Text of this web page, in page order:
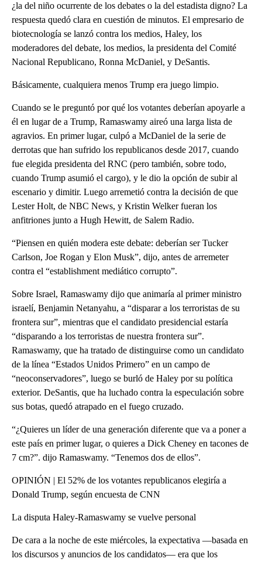
¿la del niño ocurrente de los debates o la del estadista digno? La
respuesta quedó clara en cuestión de minutos. El empresario de
biotecnología se lanzó contra los medios, Haley, los
moderadores del debate, los medios, la presidenta del Comité
Nacional Republicano, Ronna McDaniel, y DeSantis.
Básicamente, cualquiera menos Trump era juego limpio.
Cuando se le preguntó por qué los votantes deberían apoyarle a
él en lugar de a Trump, Ramaswamy aireó una larga lista de
agravios. En primer lugar, culpó a McDaniel de la serie de
derrotas que han sufrido los republicanos desde 2017, cuando
fue elegida presidenta del RNC (pero también, sobre todo,
cuando Trump asumió el cargo), y le dio la opción de subir al
escenario y dimitir. Luego arremetió contra la decisión de que
Lester Holt, de NBC News, y Kristin Welker fueran los
anfitriones junto a Hugh Hewitt, de Salem Radio.
“Piensen en quién modera este debate: deberían ser Tucker
Carlson, Joe Rogan y Elon Musk”, dijo, antes de arremeter
contra el “establishment mediático corrupto”.
Sobre Israel, Ramaswamy dijo que animaría al primer ministro
israelí, Benjamin Netanyahu, a “disparar a los terroristas de su
frontera sur”, mientras que el candidato presidencial estaría
“disparando a los terroristas de nuestra frontera sur”.
Ramaswamy, que ha tratado de distinguirse como un candidato
de la línea “Estados Unidos Primero” en un campo de
“neoconservadores”, luego se burló de Haley por su política
exterior. DeSantis, que ha luchado contra la especulación sobre
sus botas, quedó atrapado en el fuego cruzado.
“¿Quieres un líder de una generación diferente que va a poner a
este país en primer lugar, o quieres a Dick Cheney en tacones de
7 cm?”. dijo Ramaswamy. “Tenemos dos de ellos”.
OPINIÓN | El 52% de los votantes republicanos elegiría a
Donald Trump, según encuesta de CNN
La disputa Haley-Ramaswamy se vuelve personal
De cara a la noche de este miércoles, la expectativa —basada en
los discursos y anuncios de los candidatos— era que los